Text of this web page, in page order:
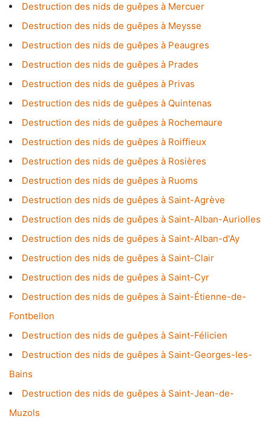
Destruction des nids de guêpes à Mercuer
Destruction des nids de guêpes à Meysse
Destruction des nids de guêpes à Peaugres
Destruction des nids de guêpes à Prades
Destruction des nids de guêpes à Privas
Destruction des nids de guêpes à Quintenas
Destruction des nids de guêpes à Rochemaure
Destruction des nids de guêpes à Roiffieux
Destruction des nids de guêpes à Rosières
Destruction des nids de guêpes à Ruoms
Destruction des nids de guêpes à Saint-Agrève
Destruction des nids de guêpes à Saint-Alban-Auriolles
Destruction des nids de guêpes à Saint-Alban-d'Ay
Destruction des nids de guêpes à Saint-Clair
Destruction des nids de guêpes à Saint-Cyr
Destruction des nids de guêpes à Saint-Étienne-de-
Fontbellon
Destruction des nids de guêpes à Saint-Félicien
Destruction des nids de guêpes à Saint-Georges-les-
Bains
Destruction des nids de guêpes à Saint-Jean-de-
Muzols